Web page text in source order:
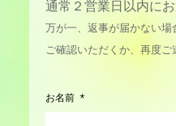
通常２営業日以内にお
万が一、返事が届かない
ご確認いただくか、再度ご
お名前